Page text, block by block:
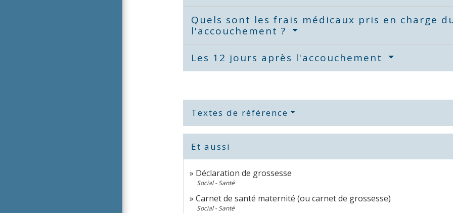
Quels sont les frais médicaux pris en charge
l'accouchement ?
Les 12 jours après l'accouchement
Textes de référence
Et aussi
Déclaration de grossesse
Social - Santé
Carnet de santé maternité (ou carnet de grossesse)
Social - Santé